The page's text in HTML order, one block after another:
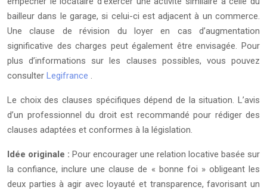
bailleur dans le garage, si celui-ci est adjacent à un commerce.
Une clause de révision du loyer en cas d’augmentation
significative des charges peut également être envisagée. Pour
plus d’informations sur les clauses possibles, vous pouvez
consulter Legifrance .
Le choix des clauses spécifiques dépend de la situation. L’avis
d’un professionnel du droit est recommandé pour rédiger des
clauses adaptées et conformes à la législation.
Idée originale : Pour encourager une relation locative basée sur
la confiance, inclure une clause de « bonne foi » obligeant les
deux parties à agir avec loyauté et transparence, favorisant un